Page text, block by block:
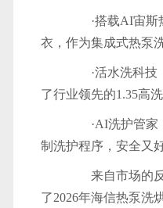
·搭载AI宙斯
衣，作为集成式热泵
·活水洗科技
了行业领先的1.35高洗
·AI洗护管家
制洗护程序，安全又
来自市场的反
了2026年海信热泵洗